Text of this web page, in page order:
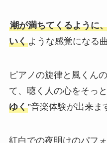
潮が満ちてくるように
いくような感覚になる
ピアノの旋律と風くん
て、聴く人の心をそっ
ゆく”音楽体験が出来ま
紅白での夜明けのパフ